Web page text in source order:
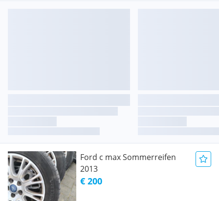
Ford c max Sommerreifen
2013
€ 200